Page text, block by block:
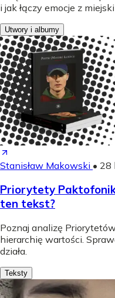
i jak łączy emocje z
Utwory i albumy
Stanisław Makowski • 28
Priorytety
ten tekst?
Poznaj analizę
hierarchię wartości.
działa.
Teksty